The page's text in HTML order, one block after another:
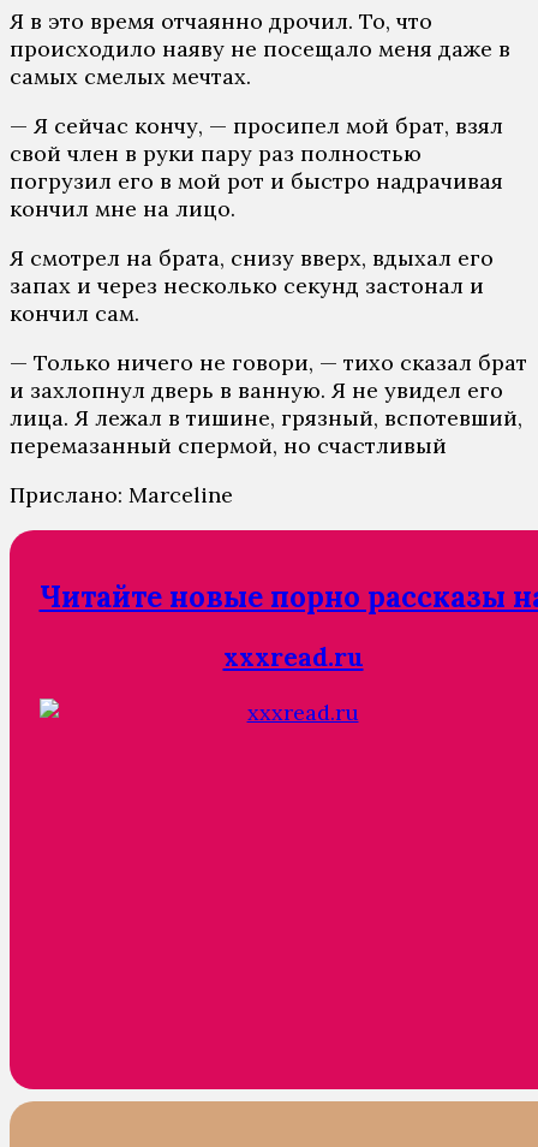
Я в это время отчаянно дрочил. То, что
происходило наяву не посещало меня даже в
самых смелых мечтах.
— Я сейчас кончу, — просипел мой брат, взял
свой член в руки пару раз полностью
погрузил его в мой рот и быстро надрачивая
кончил мне на лицо.
Я смотрел на брата, снизу вверх, вдыхал его
запах и через несколько секунд застонал и
кончил сам.
— Только ничего не говори, — тихо сказал брат
и захлопнул дверь в ванную. Я не увидел его
лица. Я лежал в тишине, грязный, вспотевший,
перемазанный спермой, но счастливый
Прислано: Marceline
Читайте новые порно рассказы
xxxread.ru